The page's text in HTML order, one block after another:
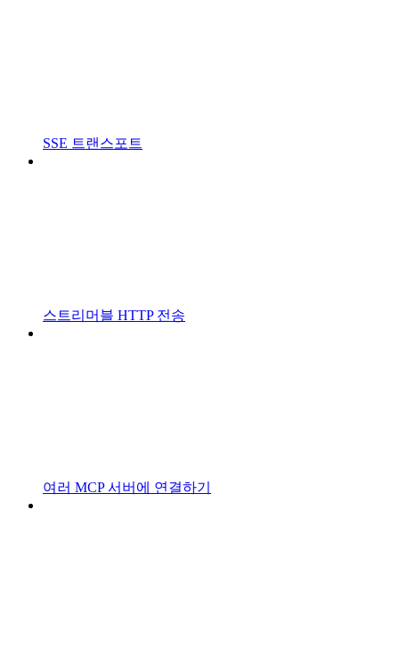
SSE 트랜스포트
스트리머블 HTTP 전송
여러 MCP 서버에 연결하기